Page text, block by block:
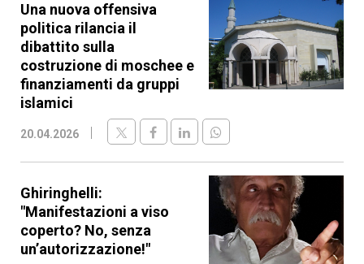
Una nuova offensiva
politica rilancia il
dibattito sulla
costruzione di moschee e
finanziamenti da gruppi
islamici
20.04.2026
Ghiringhelli:
"Manifestazioni a viso
coperto? No, senza
un’autorizzazione!"